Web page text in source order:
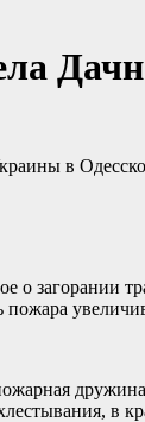
в
загорании
в